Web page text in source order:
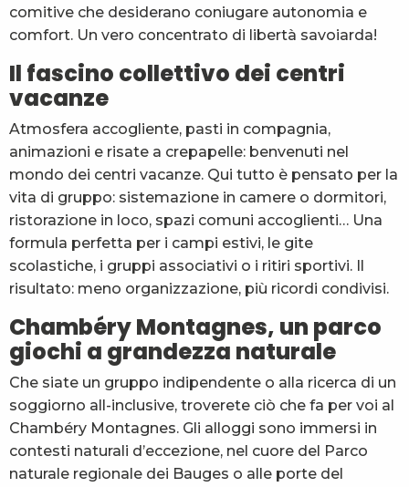
comitive che desiderano coniugare autonomia e
comfort. Un vero concentrato di libertà savoiarda!
Il fascino collettivo dei centri
vacanze
Atmosfera accogliente, pasti in compagnia,
animazioni e risate a crepapelle: benvenuti nel
mondo dei centri vacanze. Qui tutto è pensato per la
vita di gruppo: sistemazione in camere o dormitori,
ristorazione in loco, spazi comuni accoglienti… Una
formula perfetta per i campi estivi, le gite
scolastiche, i gruppi associativi o i ritiri sportivi. Il
risultato: meno organizzazione, più ricordi condivisi.
Chambéry Montagnes, un parco
giochi a grandezza naturale
Che siate un gruppo indipendente o alla ricerca di un
soggiorno all-inclusive, troverete ciò che fa per voi al
Chambéry Montagnes. Gli alloggi sono immersi in
contesti naturali d’eccezione, nel cuore del Parco
naturale regionale dei Bauges o alle porte del